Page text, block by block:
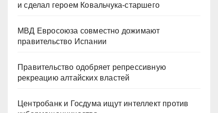
и сделал героем Ковальчука-старшего
МВД Евросоюза совместно дожимают
правительство Испании
Правительство одобряет репрессивную
рекреацию алтайских властей
Центробанк и Госдума ищут интеллект против